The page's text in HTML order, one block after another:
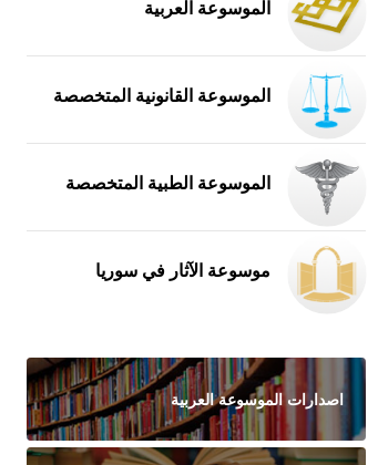
الموسوعة العربية
الموسوعة القانونية المتخصصة
الموسوعة الطبية المتخصصة
موسوعة الآثار في سوريا
اصدارات الموسوعة العربية